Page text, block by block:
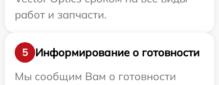
работ и запчасти.
5
Информирование о готовности
Мы сообщим Вам о готовности